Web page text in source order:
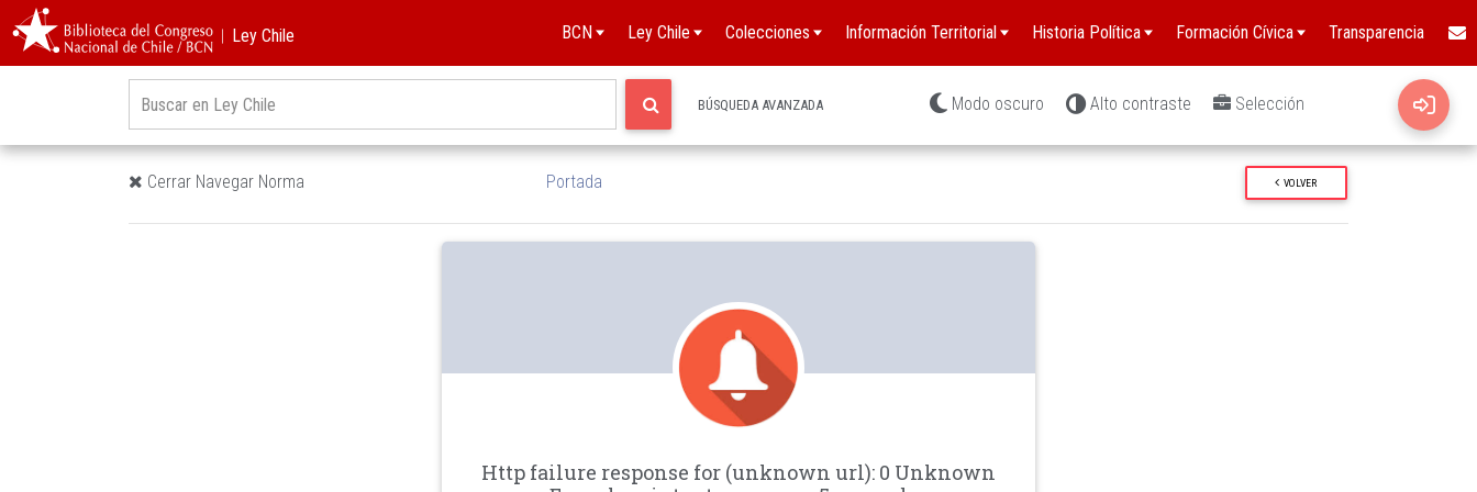
︱Ley Chile BCN Ley Chile Colecciones Información Territorial Historia Política Formación Cívica Transparencia
BÚSQUEDA AVANZADA Modo oscuro Alto contraste Selección
Cerrar Navegar Norma Portada VOLVER
Http failure response for (unknown url): 0 Unknown